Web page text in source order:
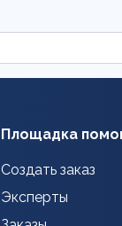
Площадка
Создать заказ
Эксперты